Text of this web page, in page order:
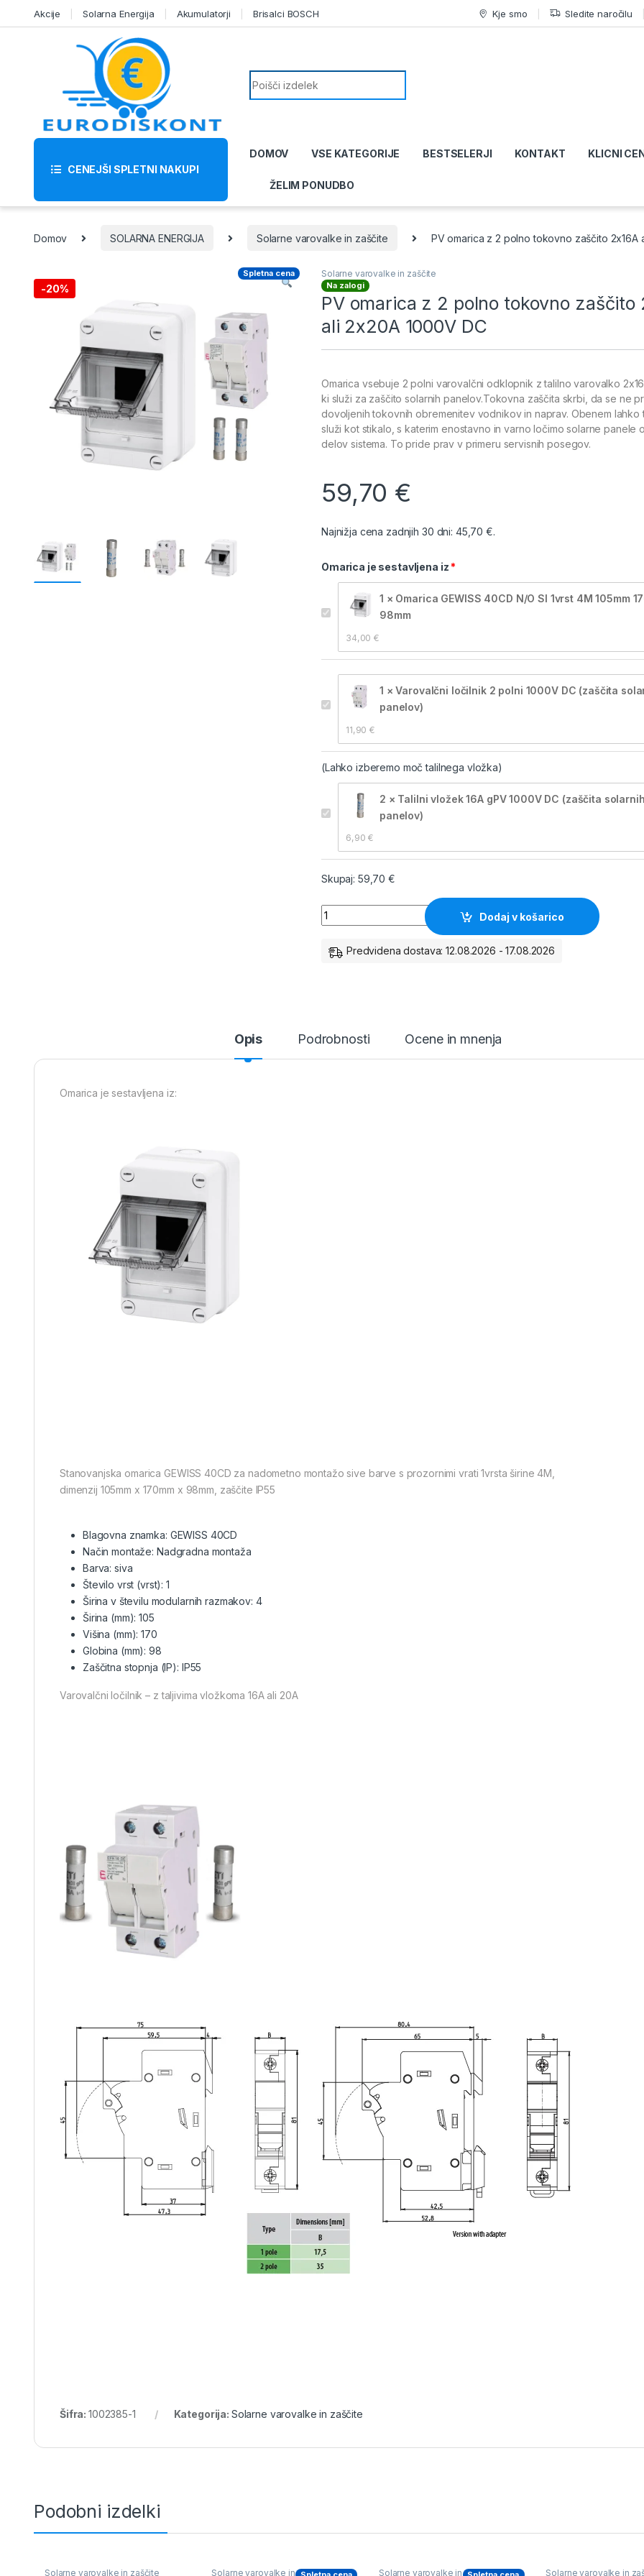
Skip to navigation
Akcije Solarna Energija Akumulatorji Brisalci BOSCH Kje smo Sledite naročilu
Search for:
CENEJŠI SPLETNI NAKUPI
DOMOV VSE KATEGORIJE BESTSELERJI KONTAKT KLICNI
ŽELIM PONUDBO
Domov SOLARNA ENERGIJA Solarne varovalke in zaščite PV omarica z 2 polno tokovno zaščito 2x16A
-20%
Spletna cena Solarne varovalke in zaščite
Na zalogi
PV omarica z 2 polno tokovno zaščito
ali 2x20A 1000V DC
Omarica vsebuje 2 polni varovalčni odklopnik z talilno varovalko
ki služi za zaščito solarnih panelov.Tokovna zaščita skrbi, da se ne
dovoljenih tokovnih obremenitev vodnikov in naprav. Obenem lahko
služi kot stikalo, s katerim enostavno in varno ločimo solarne panele
delov sistema. To pride prav v primeru servisnih posegov.
59,70 €
Najnižja cena zadnjih 30 dni: 45,70 €.
Omarica je sestavljena iz
1 × Omarica GEWISS 40CD N/O SI 1vrst 4M 105mm
98mm
34,00 €
1 × Varovalčni ločilnik 2 polni 1000V DC (zaščita
panelov)
11,90 €
(Lahko izberemo moč talilnega vložka)
2 × Talilni vložek 16A gPV 1000V DC (zaščita solarnih
panelov)
6,90 €
Skupaj: 59,70€
PV omarica z 2 polno tokovno zaščito 2x16A ali 2x20A 1000V DC
Dodaj v košarico
Predvidena dostava: 12.08.2026 - 17.08.2026
Opis Podrobnosti Ocene in mnenja
Omarica je sestavljena iz:
Stanovanjska omarica GEWISS 40CD za nadometno montažo sive barve s prozornimi vrati 1vrsta širine 4M,
dimenzij 105mm x 170mm x 98mm, zaščite IP55
Blagovna znamka: GEWISS 40CD
Način montaže: Nadgradna montaža
Barva: siva
Število vrst (vrst): 1
Širina v številu modularnih razmakov: 4
Širina (mm): 105
Višina (mm): 170
Globina (mm): 98
Zaščitna stopnja (IP): IP55
Varovalčni ločilnik – z taljivima vložkoma 16A ali 20A
Šifra:1002385-1 Kategorija: Solarne varovalke in zaščite
Podobni izdelki
Solarne varovalke in zaščite Solarne varovalke in zaščite Solarne varovalke in zaščite Solarne varovalke in